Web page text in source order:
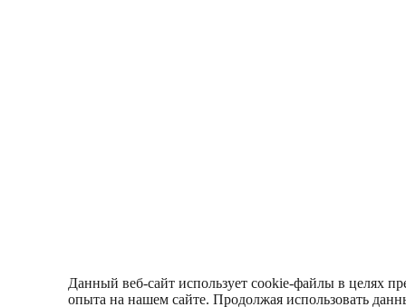
Данный веб-сайт использует cookie-файлы в целях
опыта на нашем сайте. Продолжая использовать